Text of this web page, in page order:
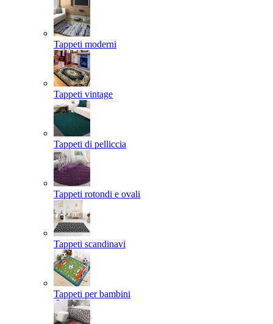
Tappeti moderni
Tappeti vintage
Tappeti di pelliccia
Tappeti rotondi e ovali
Tappeti scandinavi
Tappeti per bambini